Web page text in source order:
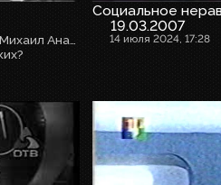
Социальное
19.03.2007
14 июля 2024, 17:28